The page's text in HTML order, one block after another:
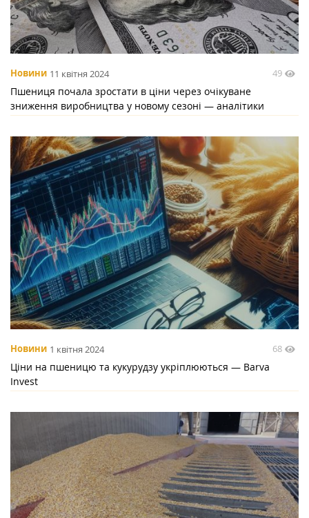
Новини 11 квітня 2024 49
Пшениця почала зростати в ціни через очікуване
зниження виробництва у новому сезоні — аналітики
Новини 1 квітня 2024 68
Ціни на пшеницю та кукурудзу укріплюються — Barva
Invest